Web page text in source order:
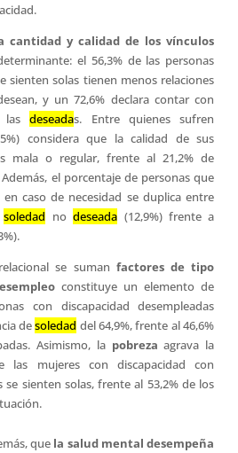
cantidad y calidad de los vínculos
el 56,3% de las personas
sienten solas tienen menos relaciones
y un 72,6% declara contar con
lasdeseadas. Entre quienes sufren
considera que la calidad de sus
mala o regular, frente al 21,2% de
el porcentaje de personas que
caso de necesidad se duplica entre
soledad nodeseada (12,9%) frente a
se suman factores de tipo
constituye un elemento de
con discapacidad desempleadas
desoledad del 64,9%, frente al 46,6%
Asimismo, la pobreza agrava la
las mujeres con discapacidad con
sienten solas, frente al 53,2% de los
que la salud mental desempeña